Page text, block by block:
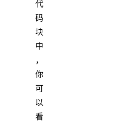
代
码
块
中
，
你
可
以
看